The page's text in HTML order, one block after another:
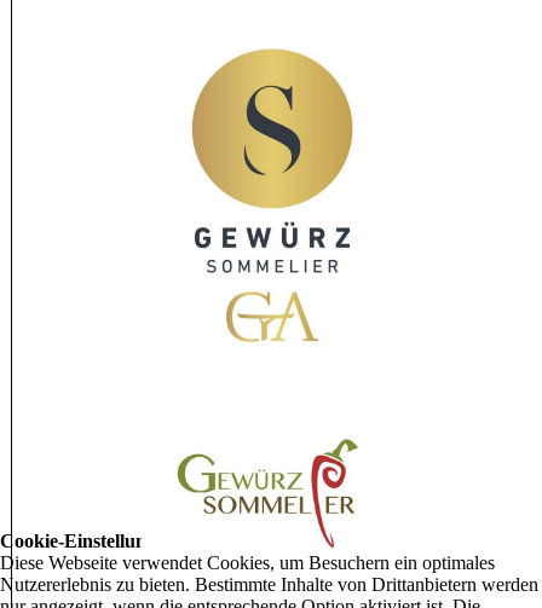
Cookie-Einstellungen
Diese Webseite verwendet Cookies, um Besuchern ein optimales
Nutzererlebnis zu bieten. Bestimmte Inhalte von Drittanbietern werden